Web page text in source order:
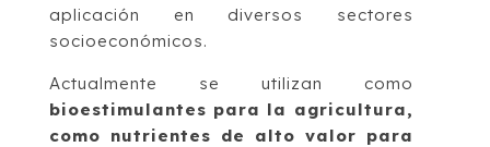
aplicación en diversos sectores
socioeconómicos.
Actualmente se utilizan como
bioestimulantes para la agricultura,
como nutrientes de alto valor para